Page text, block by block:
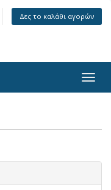
Δες το καλάθι αγορών